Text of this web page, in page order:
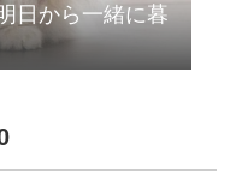
日から一緒に暮